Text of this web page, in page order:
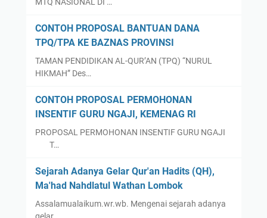
MTQ NASIONAL DI …
CONTOH PROPOSAL BANTUAN DANA
TPQ/TPA KE BAZNAS PROVINSI
TAMAN PENDIDIKAN AL-QUR’AN (TPQ) “NURUL
HIKMAH” Des…
CONTOH PROPOSAL PERMOHONAN
INSENTIF GURU NGAJI, KEMENAG RI
PROPOSAL PERMOHONAN INSENTIF GURU NGAJI
T…
Sejarah Adanya Gelar Qur'an Hadits (QH),
Ma'had Nahdlatul Wathan Lombok
Assalamualaikum.wr.wb. Mengenai sejarah adanya